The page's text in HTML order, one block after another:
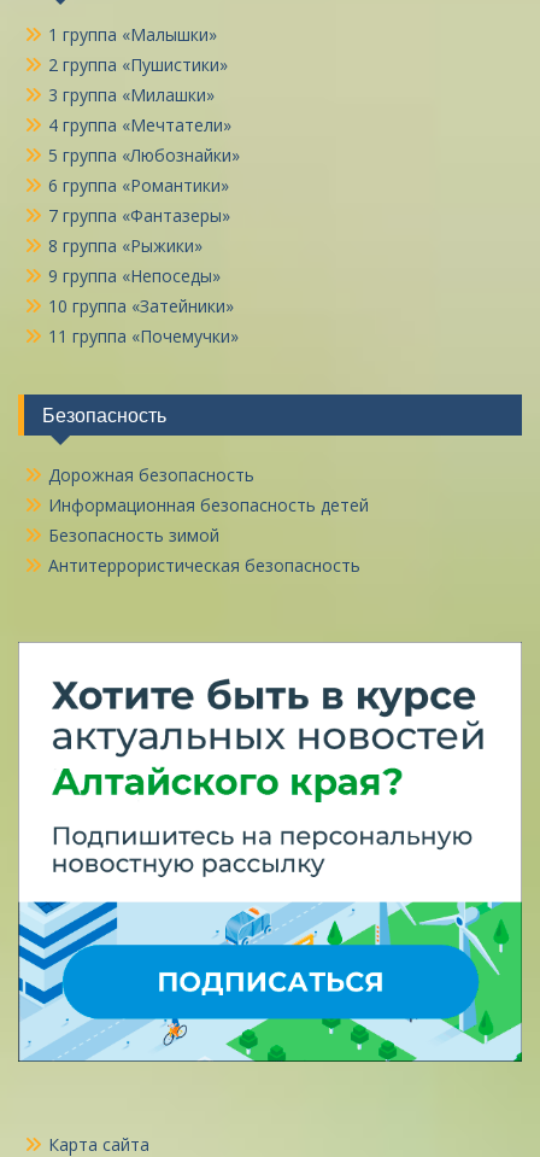
1 группа «Малышки»
2 группа «Пушистики»
3 группа «Милашки»
4 группа «Мечтатели»
5 группа «Любознайки»
6 группа «Романтики»
7 группа «Фантазеры»
8 группа «Рыжики»
9 группа «Непоседы»
10 группа «Затейники»
11 группа «Почемучки»
Безопасность
Дорожная безопасность
Информационная безопасность детей
Безопасность зимой
Антитеррористическая безопасность
Карта сайта